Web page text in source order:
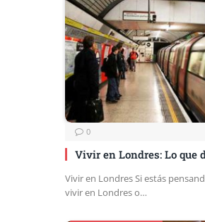
0
Vivir en Londres: Lo que
Vivir en Londres Si estás
vivir en Londres o…